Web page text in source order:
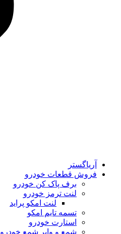
آریاگستر
فروش قطعات خودرو
برف پاک کن خودرو
لنت ترمز خودرو
لنت امکو پراید
تسمه تایم امکو
استارت خودرو
شمع و وایر شمع خودرو